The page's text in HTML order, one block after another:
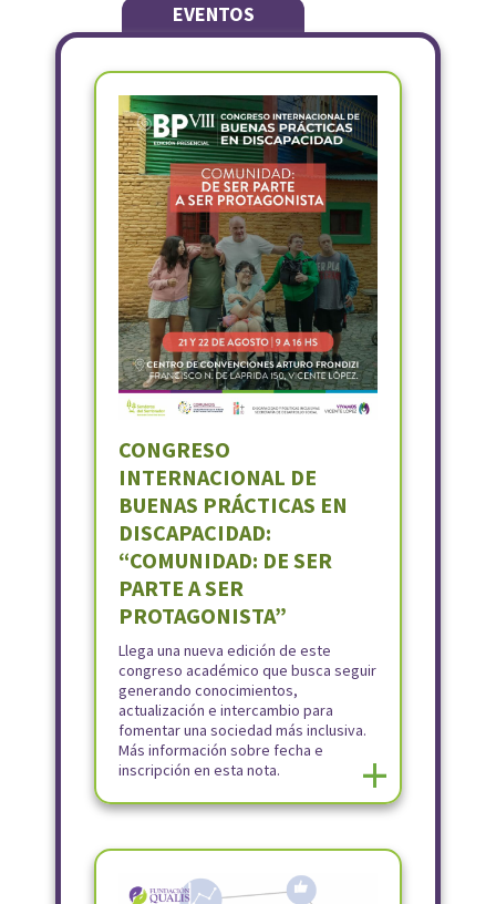
EVENTOS
CONGRESO
INTERNACIONAL DE
BUENAS PRÁCTICAS EN
DISCAPACIDAD:
“COMUNIDAD: DE SER
PARTE A SER
PROTAGONISTA”
Llega una nueva edición de este
congreso académico que busca seguir
generando conocimientos,
actualización e intercambio para
fomentar una sociedad más inclusiva.
Más información sobre fecha e
inscripción en esta nota.
+